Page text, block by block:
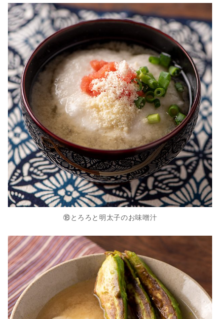
⑱とろろと明太子のお味噌汁